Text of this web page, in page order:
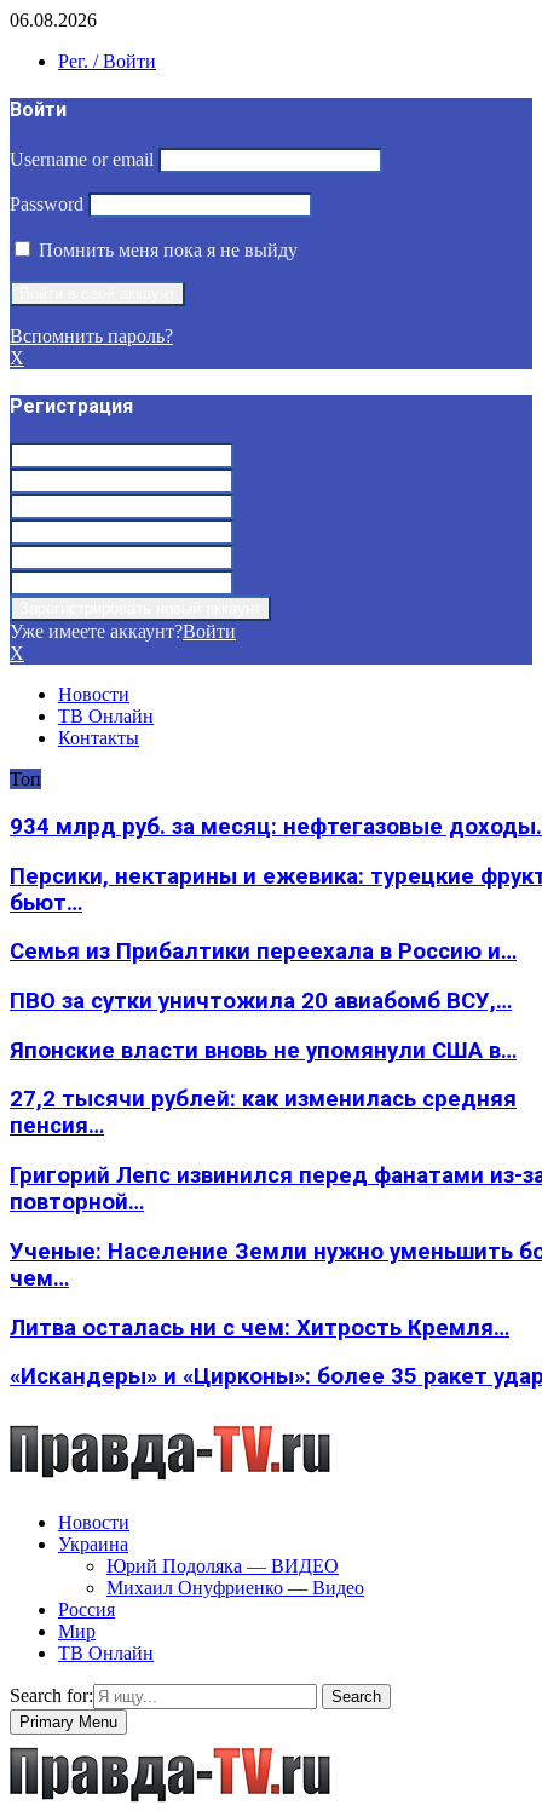
06.08.2026
Рег. / Войти
Войти
Username or email
Password
Помнить меня пока я не выйду
Вспомнить пароль?
X
Регистрация
Уже имеете аккаунт?Войти
X
Новости
ТВ Онлайн
Контакты
Топ
934 млрд руб. за месяц: нефтегазовые
Персики, нектарины и ежевика: турецкие
бьют…
Семья из Прибалтики переехала в Россию и…
ПВО за сутки уничтожила 20 авиабомб ВСУ,…
Японские власти вновь не упомянули США в…
27,2 тысячи рублей: как изменилась средняя
пенсия…
Григорий Лепс извинился перед фанатами из-
повторной…
Ученые: Население Земли нужно уменьшить
чем…
Литва осталась ни с чем: Хитрость Кремля…
«Искандеры» и «Цирконы»: более 35 ракет
Новости
Украина
Юрий Подоляка — ВИДЕО
Михаил Онуфриенко — Видео
Россия
Мир
ТВ Онлайн
Search for:
Search
Primary Menu